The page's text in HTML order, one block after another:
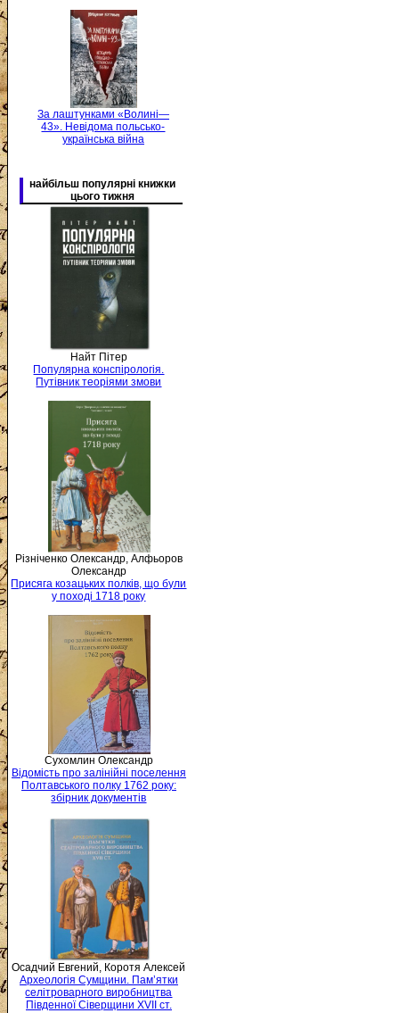
За лаштунками «Волині—
43». Невідома польсько-
українська війна
найбільш популярні книжки
цього тижня
Найт Пітер
Популярна конспірологія.
Путівник теоріями змови
Різніченко Олександр, Алфьоров
Олександр
Присяга козацьких полків, що були
у поході 1718 року
Сухомлин Олександр
Відомість про залінійні поселення
Полтавського полку 1762 року:
збірник документів
Осадчий Евгений, Коротя Алексей
Археологія Сумщини. Пам’ятки
селітроварного виробництва
Південної Сіверщини XVII ст.